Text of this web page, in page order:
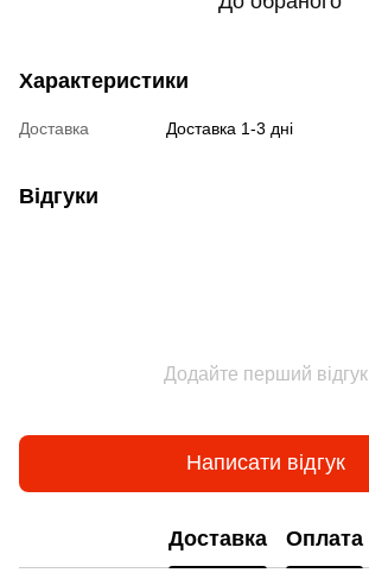
Характеристики
Доставка Доставка 1-3 дні
Відгуки
Додайте перший відгук
Написати відгук
Доставка Оплата